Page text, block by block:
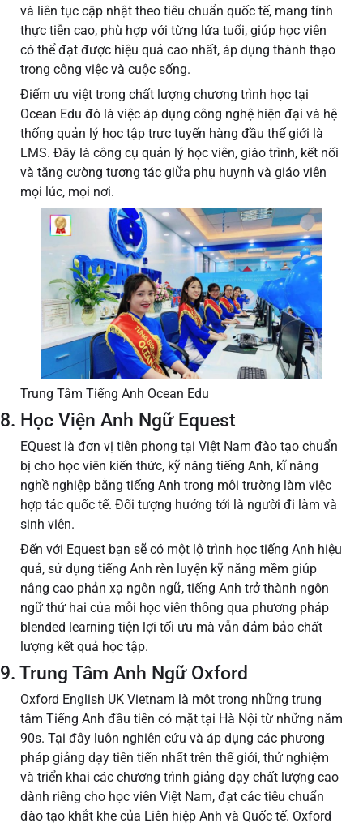
và liên tục cập nhật theo tiêu chuẩn quốc tế, mang tính
thực tiễn cao, phù hợp với từng lứa tuổi, giúp học viên
có thể đạt được hiệu quả cao nhất, áp dụng thành thạo
trong công việc và cuộc sống.
Điểm ưu việt trong chất lượng chương trình học tại
Ocean Edu đó là việc áp dụng công nghệ hiện đại và hệ
thống quản lý học tập trực tuyến hàng đầu thế giới là
LMS. Đây là công cụ quản lý học viên, giáo trình, kết nối
và tăng cường tương tác giữa phụ huynh và giáo viên
mọi lúc, mọi nơi.
Trung Tâm Tiếng Anh Ocean Edu
8. Học Viện Anh Ngữ Equest
EQuest là đơn vị tiên phong tại Việt Nam đào tạo chuẩn
bị cho học viên kiến thức, kỹ năng tiếng Anh, kĩ năng
nghề nghiệp bằng tiếng Anh trong môi trường làm việc
hợp tác quốc tế. Đối tượng hướng tới là người đi làm và
sinh viên.
Đến với Equest bạn sẽ có một lộ trình học tiếng Anh hiệu
quả, sử dụng tiếng Anh rèn luyện kỹ năng mềm giúp
nâng cao phản xạ ngôn ngữ, tiếng Anh trở thành ngôn
ngữ thứ hai của mỗi học viên thông qua phương pháp
blended learning tiện lợi tối ưu mà vẫn đảm bảo chất
lượng kết quả học tập.
9. Trung Tâm Anh Ngữ Oxford
Oxford English UK Vietnam là một trong những trung
tâm Tiếng Anh đầu tiên có mặt tại Hà Nội từ những năm
90s. Tại đây luôn nghiên cứu và áp dụng các phương
pháp giảng dạy tiên tiến nhất trên thế giới, thử nghiệm
và triển khai các chương trình giảng dạy chất lượng cao
dành riêng cho học viên Việt Nam, đạt các tiêu chuẩn
đào tạo khắt khe của Liên hiệp Anh và Quốc tế. Oxford